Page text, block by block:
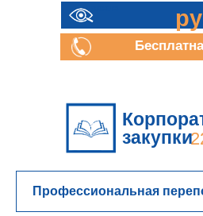
часов
закупки